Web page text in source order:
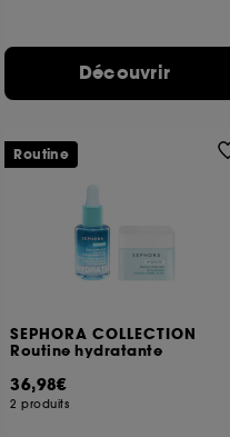
Découvrir
SEPHORA COLLECTION
Routine hydratante
36,98€
2 produits
Routine